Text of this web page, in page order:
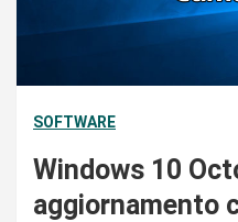
SOFTWARE
Windows 10
aggiornamento